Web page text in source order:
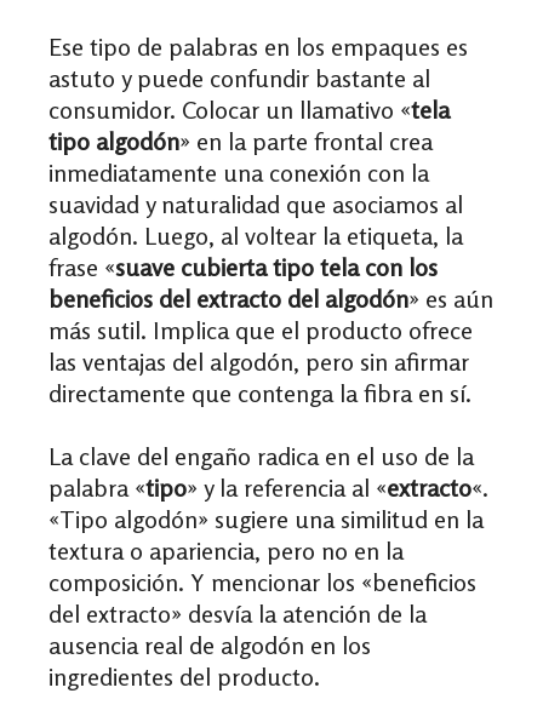
Ese tipo de palabras en los empaques es
astuto y puede confundir bastante al
consumidor. Colocar un llamativo «tela
tipo algodón» en la parte frontal crea
inmediatamente una conexión con la
suavidad y naturalidad que asociamos al
algodón. Luego, al voltear la etiqueta, la
frase «suave cubierta tipo tela con los
beneficios del extracto del algodón» es aún
más sutil. Implica que el producto ofrece
las ventajas del algodón, pero sin afirmar
directamente que contenga la fibra en sí.
La clave del engaño radica en el uso de la
palabra «tipo» y la referencia al «extracto«.
«Tipo algodón» sugiere una similitud en la
textura o apariencia, pero no en la
composición. Y mencionar los «beneficios
del extracto» desvía la atención de la
ausencia real de algodón en los
ingredientes del producto.